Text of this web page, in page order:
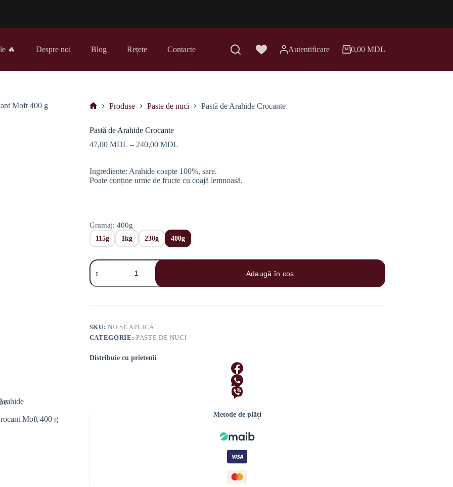
🔥 Despre noi Blog Rețete Contacte Autentificare
Coș
cumpărături
0,00 MDL
Produse Paste de nuci Pastă de Arahide Crocante
Pastă de Arahide Crocante
47,00 MDL – 240,00 MDLInterval
47,00 MDL
până
Ingrediente: Arahide coapte 100%, sare.
Poate conține urme de fructe cu coajă lemnoasă.
Gramaj: 400g
115g 1kg 230g 400g
Cantitate
Pastă
de
Arahide
Adaugă în coș
SKU:NU SE APLICĂ
CATEGORIE: PASTE DE NUCI
Distribuie cu prietenii
Metode de plăți